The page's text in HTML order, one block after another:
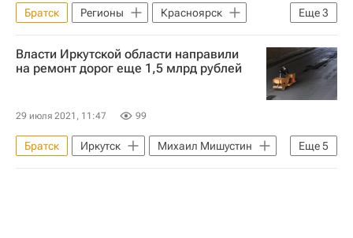
Еще3
Братск Регионы
Красноярск
Липецк
ЖКХ Правительство РФ
Власти Иркутской области направили
на ремонт дорог еще 1,5 млрд рублей
29 июля 2021, 11:47 99
Еще5
Братск Иркутск
Михаил Мишустин
Иркутский авиационный завод